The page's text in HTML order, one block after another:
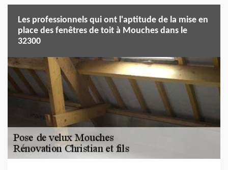
Les professionnels qui ont l'aptitude de la mise en
place des fenêtres de toit à Mouches dans le
32300